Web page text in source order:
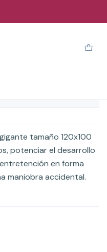
tamaño 120x100
potenciar el desarrollo
en forma
maniobra accidental.